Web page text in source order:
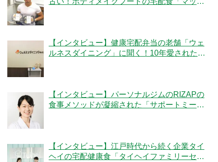
【インタビュー】健康宅配弁当の老舗「ウェ
ルネスダイニング」に聞く！10年愛された秘
【インタビュー】パーソナルジムのRIZAPの
食事メソッドが凝縮された「サポートミー
【インタビュー】江戸時代から続く企業タイ
ヘイの宅配健康食「タイヘイファミリーセッ